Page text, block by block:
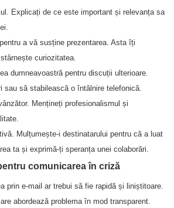
Explicați de ce este important și relevanța sa
a vă susține prezentarea. Asta îți
curiozitatea.
dumneavoastră pentru discuții ulterioare.
sau să stabilească o întâlnire telefonică.
Mențineți profesionalismul și
Mulțumește-i destinatarului pentru că a luat
ta și exprimă-ți speranța unei colaborări.
comunicarea în criză
prin e-mail ar trebui să fie rapidă și liniștitoare.
abordează problema în mod transparent.